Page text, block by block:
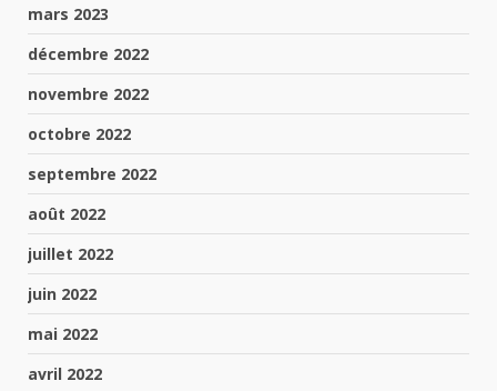
mars 2023
décembre 2022
novembre 2022
octobre 2022
septembre 2022
août 2022
juillet 2022
juin 2022
mai 2022
avril 2022